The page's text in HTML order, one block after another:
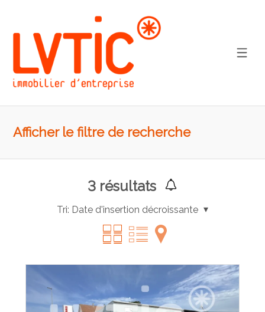
Afficher le filtre de recherche
3 résultats
Tri: Date d'insertion décroissante